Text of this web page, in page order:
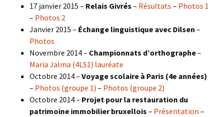
17 janvier 2015 – Relais Givrés – Résultats – Photos 1
– Photos 2
Janvier 2015 – Échange linguistique avec Dilsen –
Photos
Novembre 2014 – Championnats d’orthographe–
Maria Jalma (4LS1) lauréate
Octobre 2014 – Voyage scolaire à Paris (4e années)
– Photos (groupe 1) – Photos (groupe 2)
Octobre 2014 – Projet pour la restauration du
patrimoine immobilier bruxellois – Présentation –